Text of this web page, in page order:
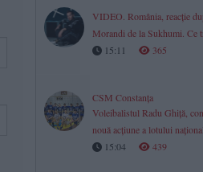
VIDEO. România, reacție
Morandi de la Sukhumi. Ce
15:11
365
CSM Constanța
Voleibalistul Radu Ghiță,
nouă acțiune a lotului
15:04
439